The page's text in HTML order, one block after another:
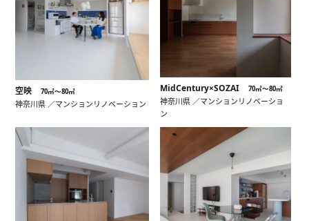
空映 70㎡〜80㎡
神奈川県 ／マンションリノベーション
MidCentury×SOZAI 70㎡〜80㎡
神奈川県 ／マンションリノベーショ
ン